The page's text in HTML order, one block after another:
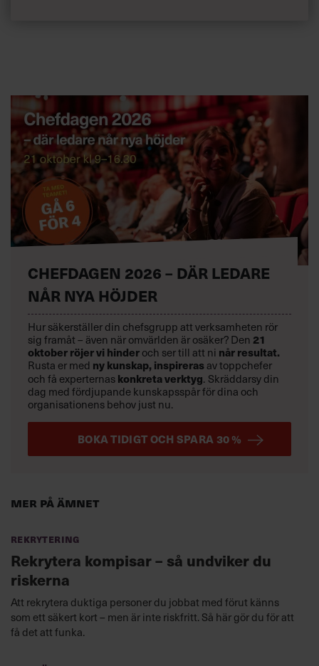
Mer på ämnet
Rekrytering
Rekrytera kompisar – så undviker du
riskerna
Att rekrytera duktiga personer du jobbat med förut känns
som ett säkert kort – men är inte riskfritt. Så här gör du för att
få det att funka.
CHEFDAGEN 2026 – DÄR LEDARE
NÅR NYA HÖJDER
Hur säkerställer din chefsgrupp att verksamheten rör
sig framåt – även när omvärlden är osäker? Den 21
oktoberröjer vi hinderoch ser till att ni når resultat.
Rusta er med ny kunskap, inspirerasav toppchefer
och få experternaskonkreta verktyg. Skräddarsy din
dag med fördjupande kunskapsspår för dina och
organisationens behov just nu.
BOKA TIDIGT OCH SPARA 30 %